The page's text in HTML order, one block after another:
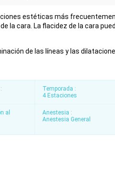
estéticas más
la cara. La flacidez de la cara
de las líneas y las
Temporada :
4 Estaciones
al
Anestesia :
Anestesia General